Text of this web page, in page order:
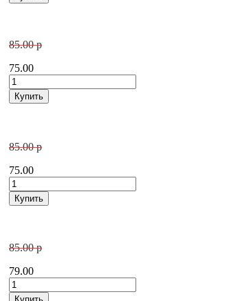
85.00 р
75.00
85.00 р
75.00
85.00 р
79.00